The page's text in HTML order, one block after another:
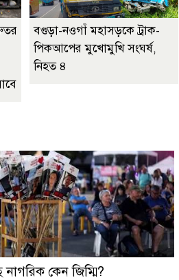
বগুড়া-নওগাঁ মহাসড়কে ট্রাক-
পিকআপের মুখোমুখি সংঘর্ষ,
নিহত ৪
নাগরিক কেন জিম্মি?